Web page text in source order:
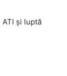
și luptă